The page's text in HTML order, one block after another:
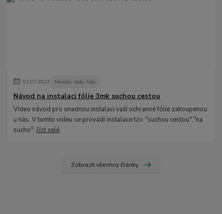
01.07.2023 Návody, rady, tipy
Návod na instalaci fólie 3mk suchou cestou
Video návod pro snadnou instalaci vaší ochranné fólie zakoupenou
u nás. V tomto videu se provádí instalace tzv. "suchou cestou","na
sucho".číst celé
Zobrazit všechny články